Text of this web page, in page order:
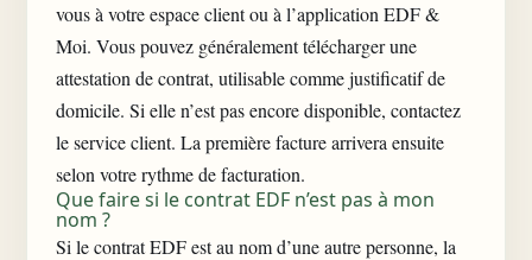
vous à votre espace client ou à l’application EDF &
Moi. Vous pouvez généralement télécharger une
attestation de contrat, utilisable comme justificatif de
domicile. Si elle n’est pas encore disponible, contactez
le service client. La première facture arrivera ensuite
selon votre rythme de facturation.
Que faire si le contrat EDF n’est pas à mon
nom ?
Si le contrat EDF est au nom d’une autre personne, la